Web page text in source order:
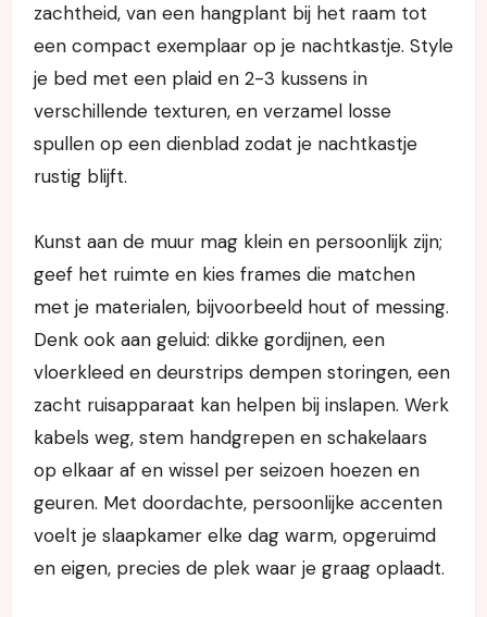
zachtheid, van een hangplant bij het raam tot
een compact exemplaar op je nachtkastje. Style
je bed met een plaid en 2-3 kussens in
verschillende texturen, en verzamel losse
spullen op een dienblad zodat je nachtkastje
rustig blijft.
Kunst aan de muur mag klein en persoonlijk zijn;
geef het ruimte en kies frames die matchen
met je materialen, bijvoorbeeld hout of messing.
Denk ook aan geluid: dikke gordijnen, een
vloerkleed en deurstrips dempen storingen, een
zacht ruisapparaat kan helpen bij inslapen. Werk
kabels weg, stem handgrepen en schakelaars
op elkaar af en wissel per seizoen hoezen en
geuren. Met doordachte, persoonlijke accenten
voelt je slaapkamer elke dag warm, opgeruimd
en eigen, precies de plek waar je graag oplaadt.